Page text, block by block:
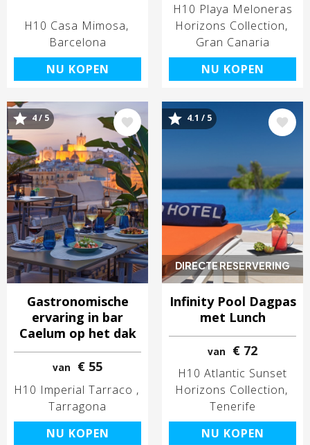
H10 Casa Mimosa
Barcelona
NU KOPEN
H10 Playa Meloneras
Horizons Collection
Gran Canaria
NU KOPEN
Afbeelding
4 / 5
Gastronomische
ervaring in bar
Caelum op het dak
van € 55
H10 Imperial Tarraco
Tarragona
NU KOPEN
DIRECTE RESERVERING
Afbeelding
4.1 / 5
Infinity Pool Dagpas
met Lunch
van € 72
H10 Atlantic Sunset
Horizons Collection
Tenerife
NU KOPEN